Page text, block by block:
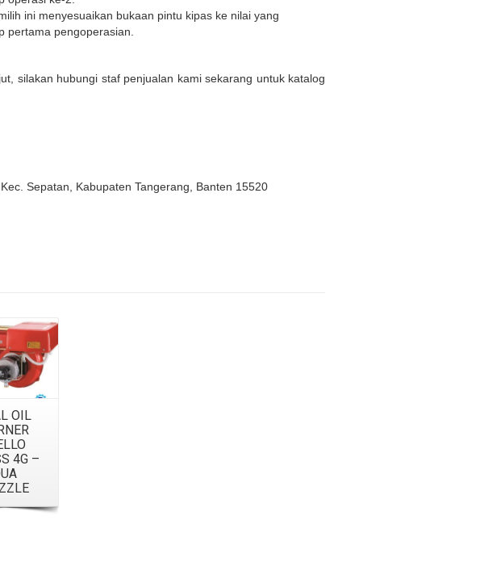
ini menyesuaikan bukaan pintu kipas ke nilai yang
pertama pengoperasian.
silakan hubungi staf penjualan kami sekarang untuk katalog
Sepatan, Kabupaten Tangerang, Banten 15520
OIL
4G –